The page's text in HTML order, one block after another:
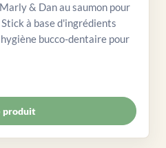
& Dan au saumon pour
à base d'ingrédients
bucco-dentaire pour
produit